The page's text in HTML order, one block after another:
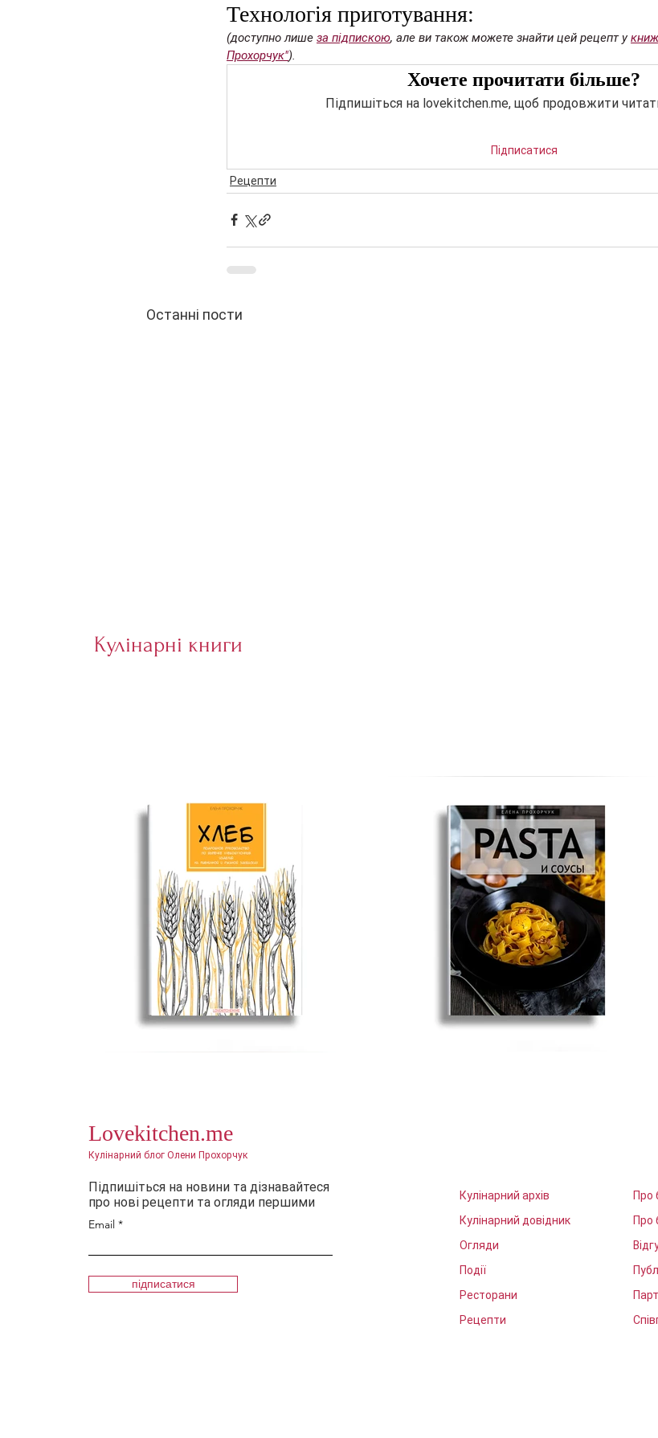
Технологія приготування:
(доступно лише за підпискою, але ви також можете знайти цей рецепт у
Прохорчук").
Хочете прочитати більше?
Підпишіться на lovekitchen.me, щоб продовжити
Підписатися
Рецепти
Останні пости
Кулінарні книги
Lovekitchen.me
Кулінарний блог Олени Прохорчук
Підпишіться на новини та дізнавайтеся
про нові рецепти та огляди першими
Email
підписатися
Кулінарний архів
Кулінарний довідник
Огляди
Події
Ресторани
Рецепти
Про
Про